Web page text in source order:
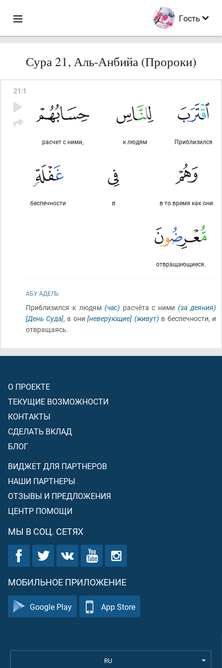
Гость
Сура 21, Аль-Анбийа (Пророки)
21 :1
Приблизился
к людям
расчет с ними,
в то время как они
в
беспечности
отвращающиеся.
АБУ АДЕЛЬ
Приблизился к людям (час) расчёта с ними(за деяния)
[День Суда], а они [неверующие] (живут) в беспечности, и
отвращаясь.
О ПРОЕКТЕ
ТЕКУЩИЕ ВОЗМОЖНОСТИ
КОНТАКТЫ
СДЕЛАТЬ ВКЛАД
БЛОГ
ВИДЖЕТ ДЛЯ ПАРТНЕРОВ
НАШИ ПАРТНЕРЫ
ОТЗЫВЫ И ПРЕДЛОЖЕНИЯ
ЦЕНТР ПОМОЩИ
МЫ В СОЦ. СЕТЯХ
МОБИЛЬНОЕ ПРИЛОЖЕНИЕ
Google Play App Store
RU